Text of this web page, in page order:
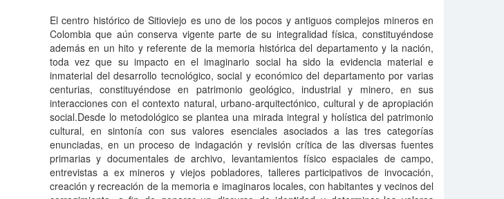
El centro histórico de Sitioviejo es uno de los pocos y antiguos complejos mineros en
Colombia que aún conserva vigente parte de su integralidad física, constituyéndose
además en un hito y referente de la memoria histórica del departamento y la nación,
toda vez que su impacto en el imaginario social ha sido la evidencia material e
inmaterial del desarrollo tecnológico, social y económico del departamento por varias
centurias, constituyéndose en patrimonio geológico, industrial y minero, en sus
interacciones con el contexto natural, urbano-arquitectónico, cultural y de apropiación
social.Desde lo metodológico se plantea una mirada integral y holística del patrimonio
cultural, en sintonía con sus valores esenciales asociados a las tres categorías
enunciadas, en un proceso de indagación y revisión crítica de las diversas fuentes
primarias y documentales de archivo, levantamientos físico espaciales de campo,
entrevistas a ex mineros y viejos pobladores, talleres participativos de invocación,
creación y recreación de la memoria e imaginaros locales, con habitantes y vecinos del